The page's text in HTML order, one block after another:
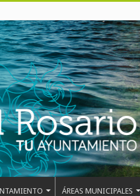
ÁREAS MUNICIPALES